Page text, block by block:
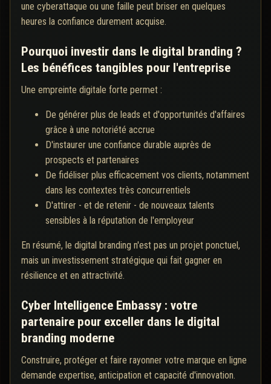
une cyberattaque ou une faille peut briser en quelques
heures la confiance durement acquise.
Pourquoi investir dans le digital branding ?
Les bénéfices tangibles pour l'entreprise
Une empreinte digitale forte permet :
De générer plus de leads et d'opportunités d'affaires
grâce à une notoriété accrue
D'instaurer une confiance durable auprès de
prospects et partenaires
De fidéliser plus efficacement vos clients, notamment
dans les contextes très concurrentiels
D'attirer - et de retenir - de nouveaux talents
sensibles à la réputation de l'employeur
En résumé, le digital branding n'est pas un projet ponctuel,
mais un investissement stratégique qui fait gagner en
résilience et en attractivité.
Cyber Intelligence Embassy : votre
partenaire pour exceller dans le digital
branding moderne
Construire, protéger et faire rayonner votre marque en ligne
demande expertise, anticipation et capacité d'innovation.